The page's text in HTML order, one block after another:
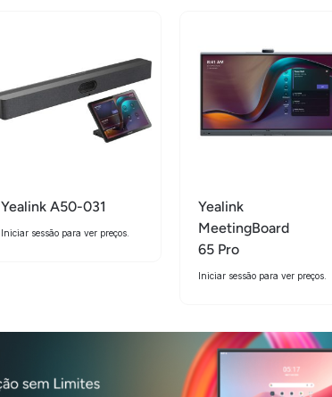
Yealink A50-031
Iniciar sessão para ver preços.
Yealink
MeetingBoard
65 Pro
Iniciar sessão para ver preços.